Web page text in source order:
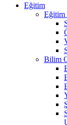
Eğitim
Eğitim
Bilim